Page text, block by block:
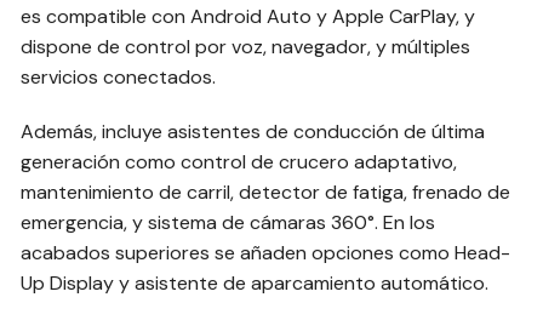
es compatible con Android Auto y Apple CarPlay, y
dispone de control por voz, navegador, y múltiples
servicios conectados.
Además, incluye asistentes de conducción de última
generación como control de crucero adaptativo,
mantenimiento de carril, detector de fatiga, frenado de
emergencia, y sistema de cámaras 360°. En los
acabados superiores se añaden opciones como Head-
Up Display y asistente de aparcamiento automático.